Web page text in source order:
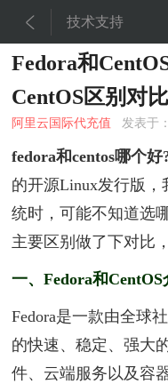
 技术支持
Fedora和
CentOS区别对比
阿里云国际代充值 发表于
fedora和centos哪个好
的开源Linux发行版
统时，可能不知道选
主要区别做了下对比
一、Fedora和CentOS
Fedora是一款由全球
的快速、稳定、强大
件、云端服务以及容